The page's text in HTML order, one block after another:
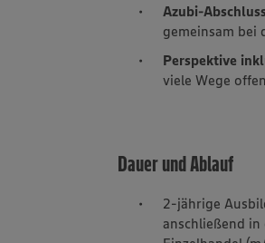
Azubi-
gemeinsam bei
Perspektive
viele Wege offen
Dauer und Ablauf
2-jährige
anschließend